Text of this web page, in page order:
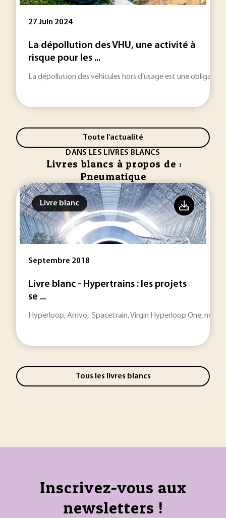
27 Juin 2024
La dépollution des VHU, une activité à
risque pour les ...
La dépollution des véhicules hors d’usage est une
Toute l'actualité
DANS LES LIVRES BLANCS
Livres blancs à propos de :
Pneumatique
Livre blanc
Septembre 2018
Livre blanc - Hypertrains : les projets
se ...
Hyperloop, Arrivo, Spacetrain, Virgin Hyperloop One, notre
Tous les livres blancs
Inscrivez-vous aux
newsletters !